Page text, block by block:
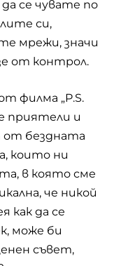
се чувате по
си,
мрежи, значи
от контрол.
филма „P.S.
приятели и
от бездната
които ни
в която сме
че никой
как да се
може би
съвет,